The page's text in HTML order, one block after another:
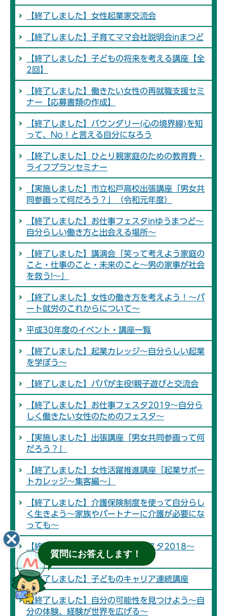
【終了しました】女性起業家交流会
【終了しました】子育てママ会社説明会inまつど
【終了しました】子どもの将来を考える講座【全
2回】
【終了しました】働きたい女性の再就職支援セミ
ナー【応募書類の作成】
【終了しました】バウンダリー(心の境界線)を知
って、No！と言える自分になろう
【終了しました】ひとり親家庭のための教育費・
ライフプランセミナー
【実施しました】市立松戸高校出張講座「男女共
同参画って何だろう？」（令和元年度）
【終了しました】お仕事フェスタinゆうまつど～
自分らしい働き方と出会える場所～
【終了しました】講演会「笑って考えよう家庭の
こと・仕事のこと・未来のこと～男の家事が社会
を救う!～」
【終了しました】女性の働き方を考えよう！～パ
ート就労のこれからについて～
平成30年度のイベント・講座一覧
【終了しました】起業カレッジ～自分らしい起業
を学ぼう～
【終了しました】パパが主役!親子遊びと交流会
【終了しました】お仕事フェスタ2019～自分ら
しく働きたい女性のためのフェスタ～
【実施しました】出張講座「男女共同参画って何
だろう？」
【終了しました】女性活躍推進講座「起業サポー
トカレッジ～集客編～」
【終了しました】介護保険制度を使って自分らし
く生きよう～家族やパートナーに介護が必要にな
っても～
【終了しました】ゆうまつどフェスタ2018～
HASSHIN!!～
【終了しました】子どものキャリア連続講座
【終了しました】自分の可能性を見つけよう～自
分の体験、経験が世界を広げる～
質問にお答えします！